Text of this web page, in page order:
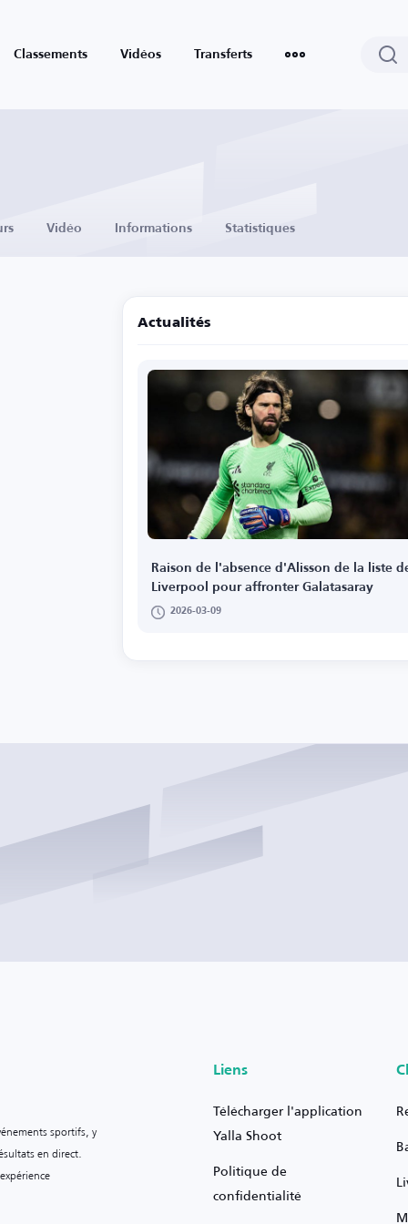
Classements Vidéos Transferts
Vidéo Informations Statistiques
Actualités
Raison de l'absence d'Alisson de la liste
Liverpool pour affronter Galatasaray
2026-03-09
sportifs, y
en direct.
Liens
Télécharger l'application
Yalla Shoot
Politique de
confidentialité